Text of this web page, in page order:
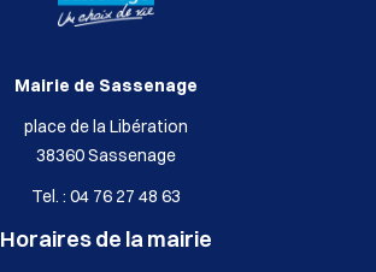
Mairie de Sassenage
place de la Libération
38360 Sassenage
Tel. : 04 76 27 48 63
Horaires de la mairie